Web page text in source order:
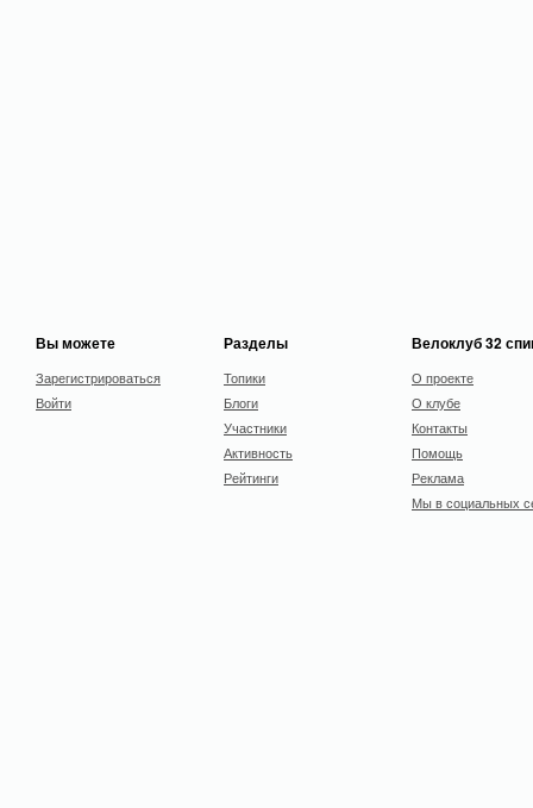
Вы можете
Зарегистрироваться
Войти
Разделы
Топики
Блоги
Участники
Активность
Рейтинги
Велоклуб 32
О проекте
О клубе
Контакты
Помощь
Реклама
Мы в социальных